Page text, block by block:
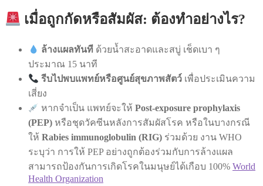
เมื่อถูกกัดหรือสัมผัส: ต้องทำอย่างไร?
ล้างแผลทันที ด้วยน้ำสะอาดและสบู่ เช็ดเบา ๆ
ประมาณ 15 นาที
รีบไปพบแพทย์หรือศูนย์สุขภาพสัตว์ เพื่อประเมินความ
เสี่ยง
หากจำเป็น แพทย์จะให้Post-exposure prophylaxis
(PEP) หรือชุดวัคซีนหลังการสัมผัสโรค หรือในบางกรณี
ให้ Rabies immunoglobulin (RIG) ร่วมด้วย งาน WHO
ระบุว่า การให้ PEP อย่างถูกต้องร่วมกับการล้างแผล
สามารถป้องกันการเกิดโรคในมนุษย์ได้เกือบ 100% World
Health Organization